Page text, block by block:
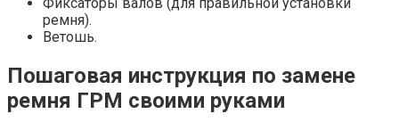
Фиксаторы валов (для правильной установки
ремня).
Ветошь.
Пошаговая инструкция по замене
ремня ГРМ своими руками